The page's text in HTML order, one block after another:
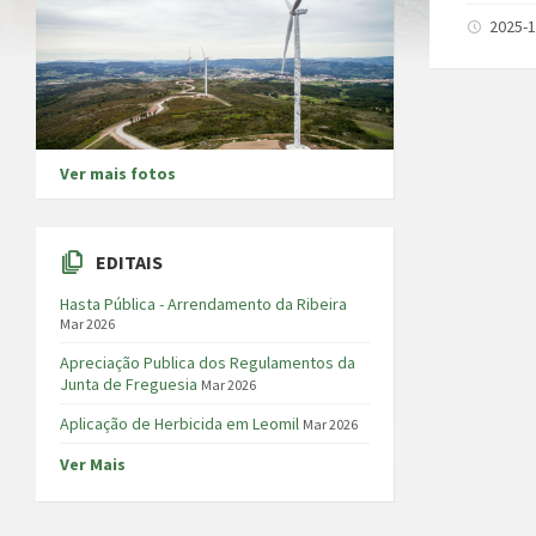
2025-
Ver mais fotos
EDITAIS
Hasta Pública - Arrendamento da Ribeira
Mar 2026
Apreciação Publica dos Regulamentos da
Junta de Freguesia Mar 2026
Aplicação de Herbicida em Leomil Mar 2026
Ver Mais